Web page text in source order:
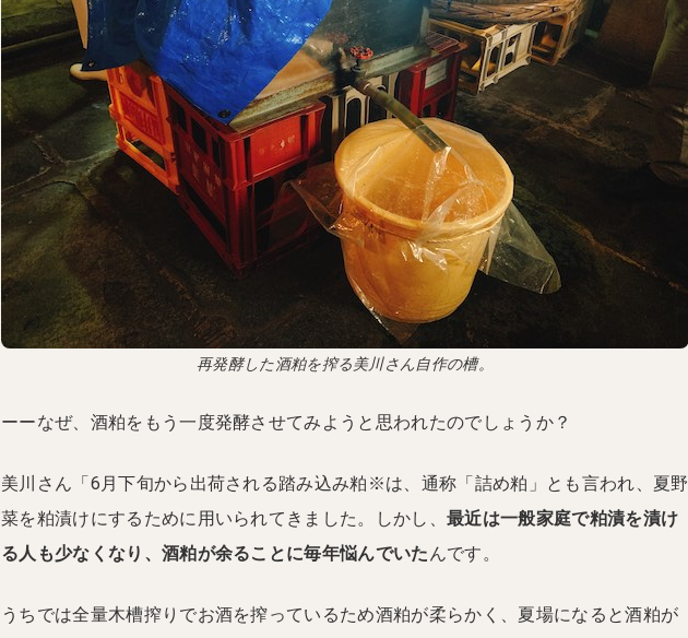
再発酵した酒粕を搾る美川さん自作の槽。
ーーなぜ、酒粕をもう一度発酵させてみようと思われたのでしょうか？
美川さん「6月下旬から出荷される踏み込み粕※は、通称「詰め粕」とも言われ、夏野
菜を粕漬けにするために用いられてきました。しかし、 最近は一般家庭で粕漬を漬け
る人も少なくなり、酒粕が余ることに毎年悩んでいたんです。
うちでは全量木槽搾りでお酒を搾っているため酒粕が柔らかく、夏場になると酒粕が